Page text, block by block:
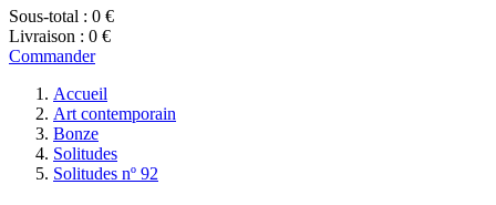
Sous-total : 0 €
Livraison : 0 €
Commander
Accueil
Art contemporain
Bonze
Solitudes
Solitudes nº 92